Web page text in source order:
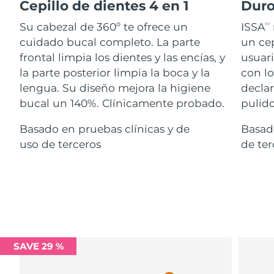
Cepillo de dientes 4 en 1
Su cabezal de 360º te ofrece un
cuidado bucal completo. La parte
frontal limpia los dientes y las encías, y
la parte posterior limpia la boca y la
lengua. Su diseño mejora la higiene
bucal un 140%. Clínicamente probado.
Basado en pruebas clínicas y de
uso de terceros
ISSATM
un
con
de
SAVE 29 %
For healthy hair
18% PAP
Comprar todo
FOREO APP
Israel
Italia Entrega prevista 09/08/2026
Japón Entrega prevista12/08/2026
Jersey Entrega prevista14/08/2026
Kazajistán Entrega prevista 11/08/2026
Lituania